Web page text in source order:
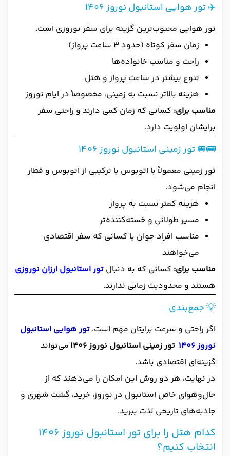
✈️ تور هوایی استانبول نوروز 1406
تور هوایی محبوب‌ترین گزینه برای سفر نوروزی است.
زمان سفر کوتاه (حدود ۳ ساعت پرواز)
راحت و مناسب خانواده‌ها
تنوع بیشتر در ساعت پرواز و هتل
هزینه بالاتر نسبت به زمینی، مخصوصاً در ایام نوروز
مناسب برای: کسانی که زمان کمی دارند و راحتی سفر
برایشان اولویت دارد.
🚌🚐 تور زمینی استانبول نوروز 1406
تور زمینی معمولاً با اتوبوس یا ترکیبی از اتوبوس و قطار
انجام می‌شود.
هزینه کمتر نسبت به پرواز
مسیر طولانی و خسته‌کننده‌تر
مناسب افراد جوان یا کسانی که سفر اقتصادی
می‌خواهند
مناسب برای: کسانی که به دنبال تور استانبول ارزان نوروزی
هستند و محدودیت زمانی ندارند.
💡 جمع‌بندی
اگر راحتی و سرعت برایتان مهم است، تور هوایی استانبول
نوروز1406 تور زمینی استانبول نوروز 1406
می‌تواند
گزینه‌ای اقتصادی باشد.
در نهایت، هر دو روش این امکان را می‌دهند که از
حال‌وهوای خاص استانبول در نوروز، خرید، گشت شهری و
جاذبه‌های تاریخی لذت ببرید.
کدام هتل را برای تور استانبول نوروز 1406
انتخاب کنیم؟